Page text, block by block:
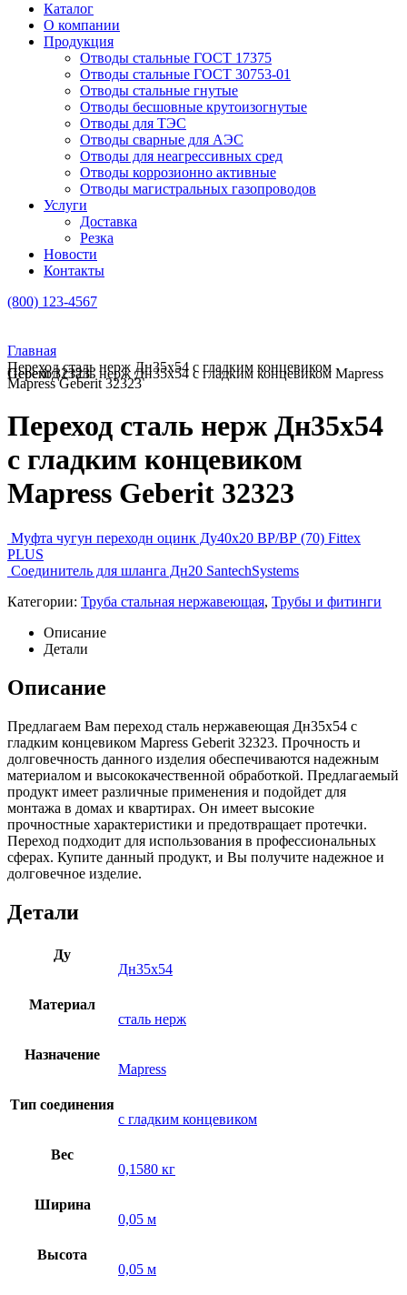
Каталог
О компании
Продукция
Отводы стальные ГОСТ 17375
Отводы стальные ГОСТ 30753-01
Отводы стальные гнутые
Отводы бесшовные крутоизогнутые
Отводы для ТЭС
Отводы сварные для АЭС
Отводы для неагрессивных сред
Отводы коррозионно активные
Отводы магистральных газопроводов
Услуги
Доставка
Резка
Новости
Контакты
(800) 123-4567
Главная
Переход сталь нерж Дн35х54 с гладким концевиком
Mapress Geberit 32323
Переход сталь нерж Дн35х54 с гладким концевиком Mapress Geberit 32323
Переход сталь нерж Дн35х54
с гладким концевиком
Mapress Geberit 32323
Муфта чугун переходн оцинк Ду40х20 ВР/ВР (70) Fittex
PLUS
Соединитель для шланга Дн20 SantechSystems
Категории: Труба стальная нержавеющая, Трубы и фитинги
Описание
Детали
Описание
Предлагаем Вам переход сталь нержавеющая Дн35х54 с
гладким концевиком Mapress Geberit 32323. Прочность и
долговечность данного изделия обеспечиваются надежным
материалом и высококачественной обработкой. Предлагаемый
продукт имеет различные применения и подойдет для
монтажа в домах и квартирах. Он имеет высокие
прочностные характеристики и предотвращает протечки.
Переход подходит для использования в профессиональных
сферах. Купите данный продукт, и Вы получите надежное и
долговечное изделие.
Детали
Ду
Дн35х54
Материал
сталь нерж
Назначение
Mapress
Тип соединения
с гладким концевиком
Вес
0,1580 кг
Ширина
0,05 м
Высота
0,05 м